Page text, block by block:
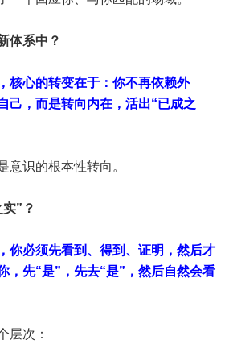
体系中？
核心的转变在于：你不再依赖外
己，而是转向内在，活出“已成之
意识的根本性转向。
”？
你必须先看到、得到、证明，然后才
，先“是”，先去“是”，然后自然会看
层次：